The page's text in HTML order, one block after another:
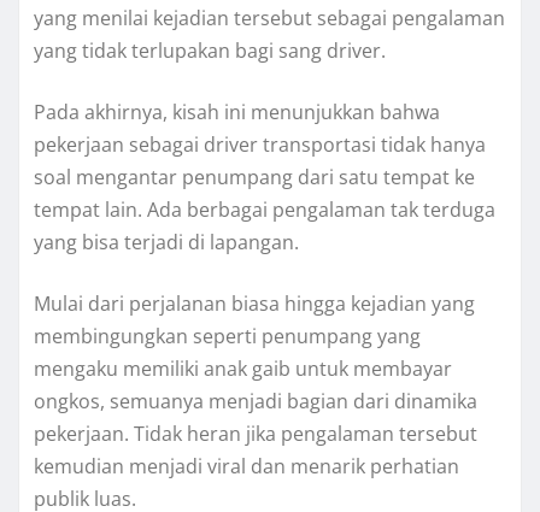
yang menilai kejadian tersebut sebagai pengalaman
yang tidak terlupakan bagi sang driver.
Pada akhirnya, kisah ini menunjukkan bahwa
pekerjaan sebagai driver transportasi tidak hanya
soal mengantar penumpang dari satu tempat ke
tempat lain. Ada berbagai pengalaman tak terduga
yang bisa terjadi di lapangan.
Mulai dari perjalanan biasa hingga kejadian yang
membingungkan seperti penumpang yang
mengaku memiliki anak gaib untuk membayar
ongkos, semuanya menjadi bagian dari dinamika
pekerjaan. Tidak heran jika pengalaman tersebut
kemudian menjadi viral dan menarik perhatian
publik luas.